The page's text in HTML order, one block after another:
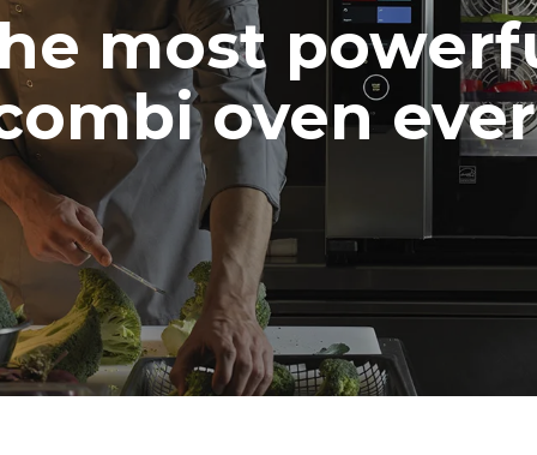
most
oven